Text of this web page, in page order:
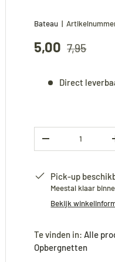
Bateau |
5,00 7,95
Direct
-
Pick-up
Meestal klaar
Bekijk
Te vinden in: Alle
Opbergnetten